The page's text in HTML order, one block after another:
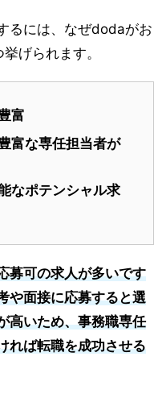
るには、なぜdodaがお
げられます。
富
富な専任担当者が
なポテンシャル求
募可の求人が多いです
や面接に応募すると選
高いため、事務職専任
れば転職を成功させる